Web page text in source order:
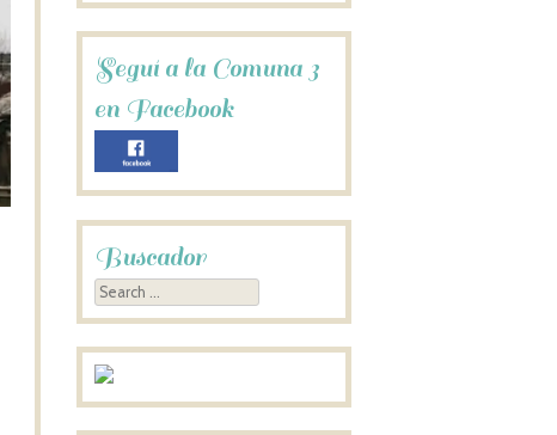
Seguí a la Comuna 3
en Facebook
Buscador
Search